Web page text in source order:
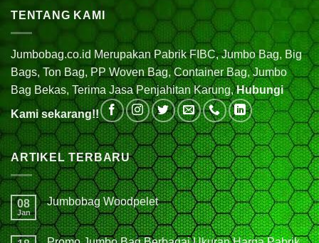
TENTANG KAMI
Jumbobag.co.id Merupakan Pabrik FIBC, Jumbo Bag, Big
Bags, Ton Bag, PP Woven Bag, Container Bag, Jumbo
Bag Bekas, Terima Jasa Penjahitan Karung,Hubungi
Kami sekarang!!
ARTIKEL TERBARU
08
Jan
Jumbobag Woodpelet